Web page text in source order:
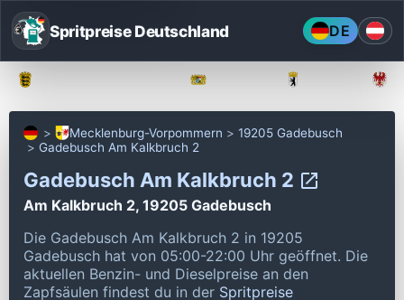
Spritpreise Deutschland DE
Mecklenburg-Vorpommern
19205 Gadebusch
Gadebusch Am Kalkbruch 2
Gadebusch Am Kalkbruch 2
Am Kalkbruch 2, 19205 Gadebusch
Die Gadebusch Am Kalkbruch 2 in 19205
Gadebusch hat von 05:00-22:00 Uhr geöffnet. Die
aktuellen Benzin- und Dieselpreise an den
Zapfsäulen findest du in der Spritpreise